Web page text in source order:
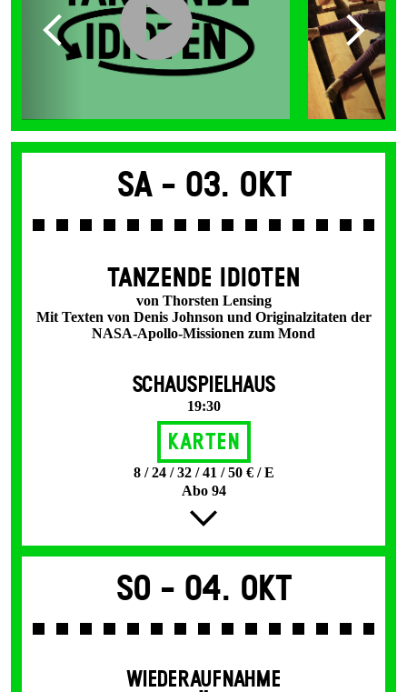
Sa - 03. Okt
TANZENDE IDIOTEN
von Thorsten Lensing
Mit Texten von Denis Johnson und Originalzitaten der
NASA-Apollo-Missionen zum Mond
SCHAUSPIELHAUS
19:30
Karten
8 / 24 / 32 / 41 / 50 € / E
Abo 94
So - 04. Okt
WIEDERAUFNAHME